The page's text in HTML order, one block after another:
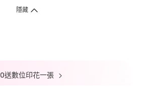
隱藏
送數位印花一張